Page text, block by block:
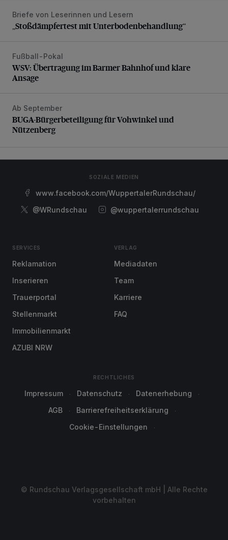
„Stoßdämpfertest mit Unterbodenbehandlung“
Briefe von Leserinnen und Lesern
„Stoßdämpfertest mit Unterbodenbehandlung“
WSV: Übertragung im Barmer Bahnhof und klare Ansage
Fußball-Pokal
WSV: Übertragung im Barmer Bahnhof und klare
Ansage
BUGA-Bürgerbeteiligung für Vohwinkel und Nützenberg
Ab September
BUGA-Bürgerbeteiligung für Vohwinkel und
Nützenberg
SOZIALE MEDIEN
www.facebook.com/WuppertalerRundschau/
@WRundschau
@wuppertalerrundschau
SERVICES
Reklamation
Inserieren
Trauerportal
Stellenmarkt
Immobilienmarkt
AZUBI NRW
VERLAG
Mediadaten
Team
Karriere
FAQ
RECHTLICHES
Impressum Datenschutz
Datenerhebung
AGB
Barrierefreiheitserklärung
Cookie-Einstellungen
© Rundschau Verlagsgesellschaft mbH | Alle Rechte
vorbehalten